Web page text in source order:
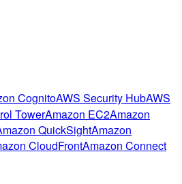
CognitoAWS Security HubAWS
TowerAmazon EC2Amazon
QuickSightAmazon
CloudFrontAmazon Connect